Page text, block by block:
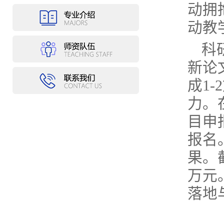
动拥
动教
科
新论
成1-
力。
目
报名
果。
万元
落地